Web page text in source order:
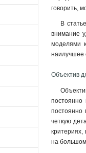
говорить,
В
внимание
моделями
наилучшее
Объектив
постоянно
постоянно
четкую
критериях,
на